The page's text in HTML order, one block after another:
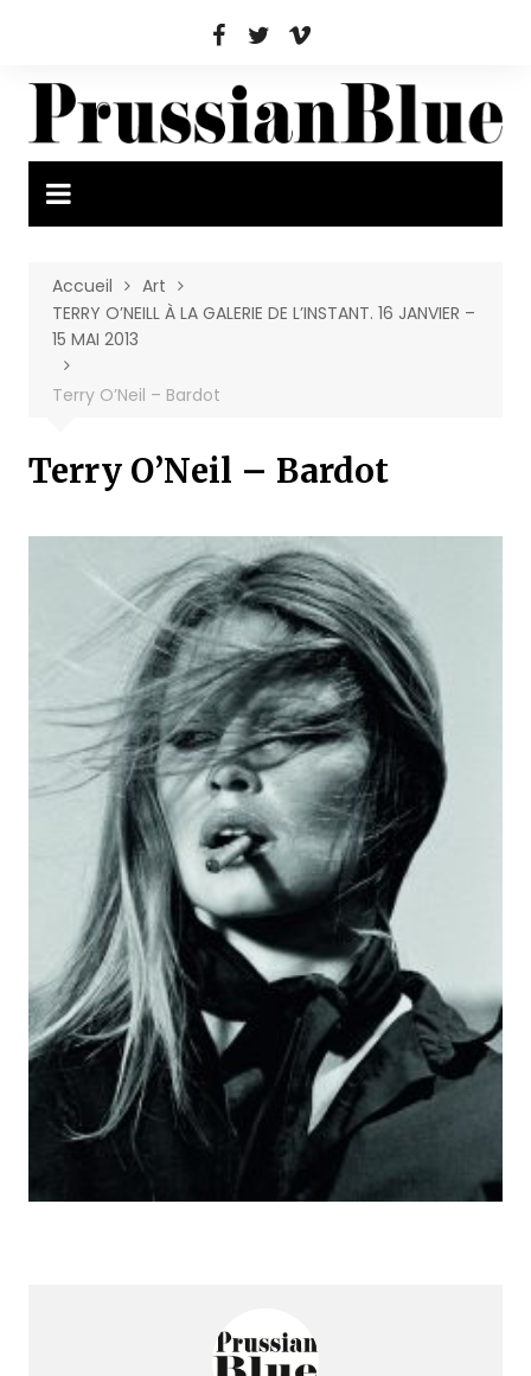
Accueil
Art
TERRY O’NEILL À LA GALERIE DE L’INSTANT. 16 JANVIER –
15 MAI 2013
Terry O’Neil – Bardot
Terry O’Neil – Bardot